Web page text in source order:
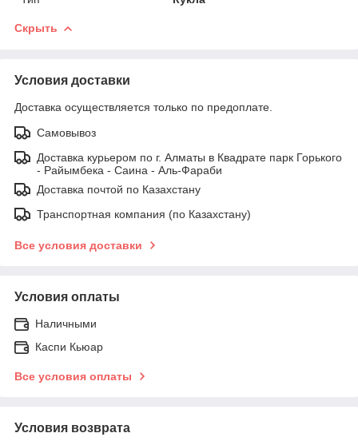
Скрыть
Условия доставки
Доставка осуществляется только по предоплате.
Самовывоз
Доставка курьером по г. Алматы в Квадрате парк Горького
- Райымбека - Саина - Аль-Фараби
Доставка почтой по Казахстану
Транспортная компания (по Казахстану)
Все условия доставки
Условия оплаты
Наличными
Каспи Кьюар
Все условия оплаты
Условия возврата